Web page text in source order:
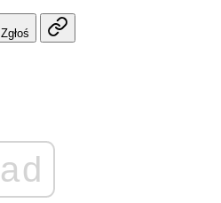
Zgłoś
ad